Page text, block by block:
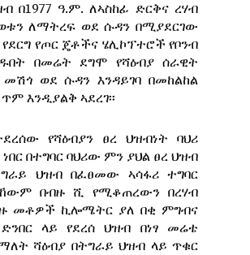
በ1977 ዓ.ም. ለኣስከፊ ድርቅና ረሃብ
ለማትረፍ ወደ ሱዳን በሚያደርገው
የጦር ጄቶችና ሄሊኮፕተሮች የቦንብ
በመሬት ደግሞ የሻዕብያ ሰራዊት
ወደ ሱዳን እንዳይገባ በመከልከል
እንዲያልቅ ኣደረገ፡፡
የሻዕብያን ፀረ ህዝብነት ባህሪ
ነበር በተግባር ባህሪው ምን ያህል ፀረ ህዝብ
ህዝብ በፈፀመው ኣሳፋሪ ተግባር
በብዙ ሺ የሚቆጠረውን በረሃብ
መቶዎች ኪሎሜትር ያለ በቂ ምግብና
ላይ የደረሰ ህዝብ በነፃ መሬቴ
ሻዕብያ በትግራይ ህዝብ ላይ ጥቁር